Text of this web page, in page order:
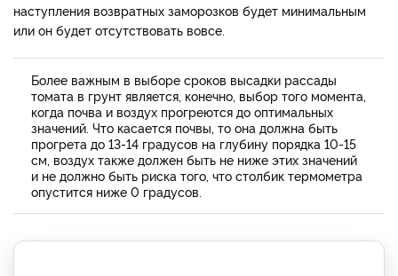
наступления возвратных заморозков будет минимальным
или он будет отсутствовать вовсе.
Более важным в выборе сроков высадки рассады
томата в грунт является, конечно, выбор того момента,
когда почва и воздух прогреются до оптимальных
значений. Что касается почвы, то она должна быть
прогрета до 13-14 градусов на глубину порядка 10-15
см, воздух также должен быть не ниже этих значений
и не должно быть риска того, что столбик термометра
опустится ниже 0 градусов.